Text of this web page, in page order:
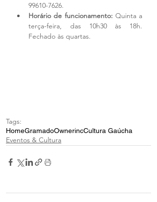
99610-7626.
Horário de funcionamento: Quinta a
terça-feira, das 10h30 às 18h.
Fechado às quartas.
Tags:
HomeGramadoOwnerincCultura Gaúcha
Eventos & Cultura